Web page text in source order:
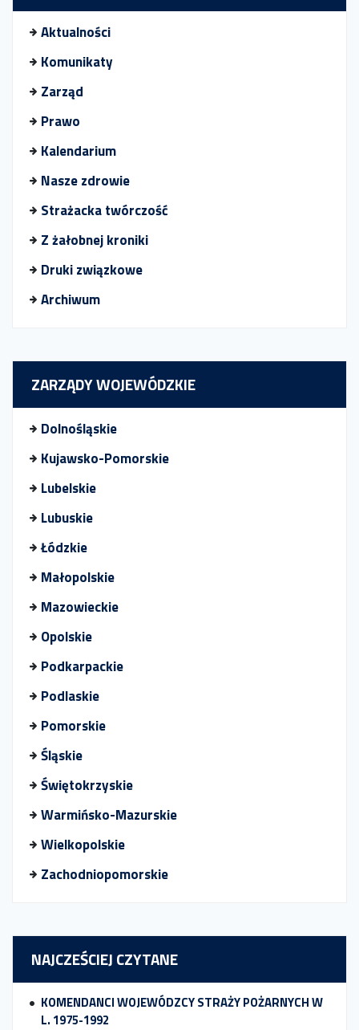
Aktualności
Komunikaty
Zarząd
Prawo
Kalendarium
Nasze zdrowie
Strażacka twórczość
Z żałobnej kroniki
Druki związkowe
Archiwum
ZARZĄDY WOJEWÓDZKIE
Dolnośląskie
Kujawsko-Pomorskie
Lubelskie
Lubuskie
Łódzkie
Małopolskie
Mazowieckie
Opolskie
Podkarpackie
Podlaskie
Pomorskie
Śląskie
Świętokrzyskie
Warmińsko-Mazurskie
Wielkopolskie
Zachodniopomorskie
NAJCZEŚCIEJ CZYTANE
KOMENDANCI WOJEWÓDZCY STRAŻY POŻARNYCH W
L. 1975-1992